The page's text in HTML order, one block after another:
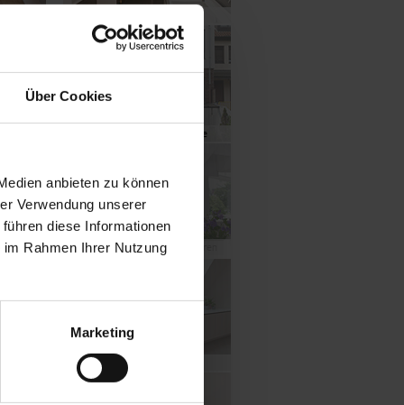
Über Cookies
anbieten zu können
Verwendung unserer
diese Informationen
Rahmen Ihrer Nutzung
Marketing
Grüne Ausblicke ohne Einblicke
Ein Stadtdomizil wird neu geboren
Großzügigkeit bis in die Spitze
Gestaltung aus einem Guss